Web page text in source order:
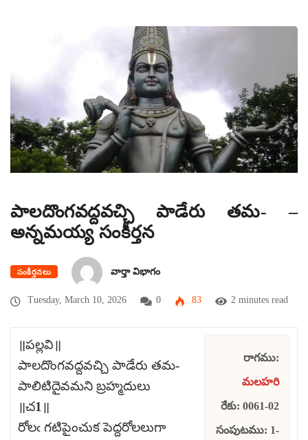
పాలదొంగవద్దవచ్చి పాడేరు తమ- –
అన్నమయ్య సంకీర్తన
సంకీర్తనలు వార్తా విభాగం
Tuesday, March 10, 2026 0 83 2 minutes read
॥పల్లవి॥
పాలదొంగవద్దవచ్చి పాడేరు తమ-
పాలిటిదైవమని బ్రహ్మదులు
॥చ1॥
రోలఁ గటిపైంచుక పెద్దరోలలుగా
రాగము:
మలహరి
రేకు: 0061-02
సంపుటము: 1-